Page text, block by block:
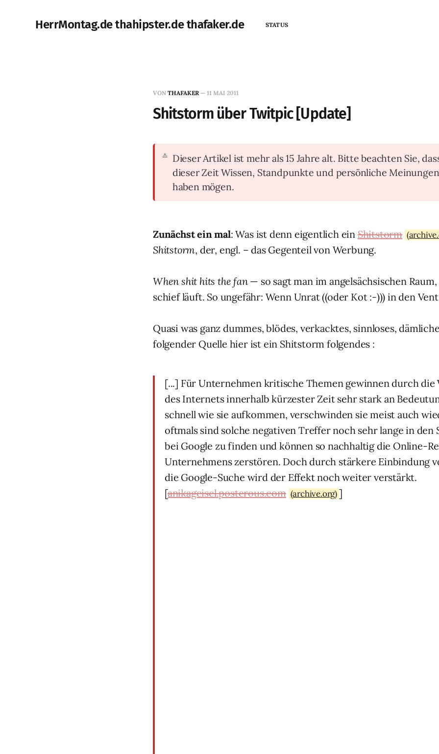
HerrMontag.de thahipster.de thafaker.de STATUS
VON THAFAKER — 11 MAI 2011
Shitstorm über Twitpic [Update]
Dieser Artikel ist mehr als 15 Jahre alt. Bitte beachten Sie,
dieser Zeit Wissen, Standpunkte und persönliche
haben mögen.
Zunächst ein mal: Was ist denn eigentlich ein Shitstorm
Shitstorm, der, engl. – das Gegenteil von Werbung.
When shit hits the fan— so sagt man im angelsächsischen
schief läuft. So ungefähr: Wenn Unrat ((oder Kot :-))) in den
Quasi was ganz dummes, blödes, verkacktes, sinnloses,
folgender Quelle hier ist ein Shitstorm folgendes :
[...] Für Unternehmen kritische Themen gewinnen durch die
des Internets innerhalb kürzester Zeit sehr stark an
schnell wie sie aufkommen, verschwinden sie meist auch
oftmals sind solche negativen Treffer noch sehr lange in den
bei Google zu finden und können so nachhaltig die Online-
Unternehmens zerstören. Doch durch stärkere Einbindung
die Google-Suche wird der Effekt noch weiter verstärkt.
[anikageisel.posterous.com (archive.org)]